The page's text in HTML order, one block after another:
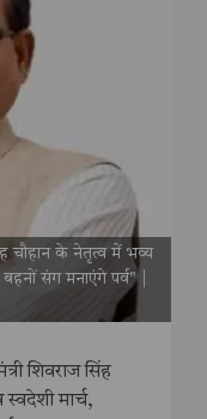
चौहान के नेतृत्व में भव्य
बहनों संग मनाएंगे पर्व" |
शिवराज सिंह
मार्च,